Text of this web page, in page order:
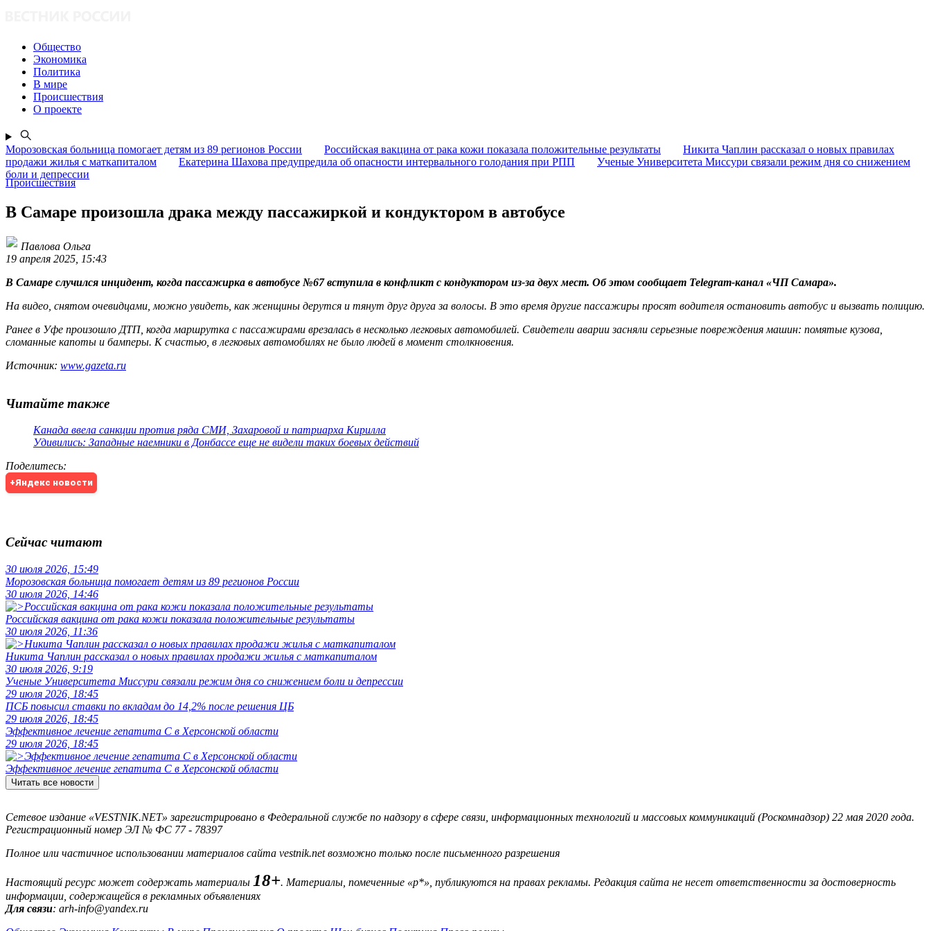
Общество
Экономика
Политика
В мире
Происшествия
О проекте
Морозовская больница помогает детям из 89 регионов России Российская вакцина от рака кожи показала положительные результаты
Никита Чаплин рассказал о новых правилах
продажи жилья с маткапиталом
Екатерина Шахова предупредила об опасности интервального голодания при РПП
Ученые Университета Миссури связали режим дня со снижением
боли и депрессии
Происшествия
В Самаре произошла драка между пассажиркой и кондуктором в автобусе
Павлова Ольга
19 апреля 2025, 15:43
В Самаре случился инцидент, когда пассажирка в автобусе №67 вступила в конфликт с кондуктором из-за двух мест. Об этом сообщает Telegram-канал «ЧП Самара».
На видео, снятом очевидцами, можно увидеть, как женщины дерутся и тянут друг друга за волосы. В это время другие пассажиры просят водителя остановить автобус и вызвать полицию.
Ранее в Уфе произошло ДТП, когда маршрутка с пассажирами врезалась в несколько легковых автомобилей. Свидетели аварии засняли серьезные повреждения машин: помятые кузова,
сломанные капоты и бамперы. К счастью, в легковых автомобилях не было людей в момент столкновения.
Источник: www.gazeta.ru
Читайте также
Канада ввела санкции против ряда СМИ, Захаровой и патриарха Кирилла
Удивились: Западные наемники в Донбассе еще не видели таких боевых действий
Поделитесь:
+Яндекс новости
Сейчас читают
30 июля 2026, 15:49
Морозовская больница помогает детям из 89 регионов России
30 июля 2026, 14:46
Российская вакцина от рака кожи показала положительные результаты
30 июля 2026, 11:36
Никита Чаплин рассказал о новых правилах продажи жилья с маткапиталом
30 июля 2026, 9:19
Ученые Университета Миссури связали режим дня со снижением боли и депрессии
29 июля 2026, 18:45
ПСБ повысил ставки по вкладам до 14,2% после решения ЦБ
29 июля 2026, 18:45
Эффективное лечение гепатита C в Херсонской области
29 июля 2026, 18:45
Эффективное лечение гепатита C в Херсонской области
Читать все новости
Сетевое издание «VESTNIK.NET» зарегистрировано в Федеральной службе по надзору в сфере связи, информационных технологий и массовых коммуникаций (Роскомнадзор) 22 мая 2020 года.
Регистрационный номер ЭЛ № ФС 77 - 78397
Полное или частичное использовании материалов сайта vestnik.net возможно только после письменного разрешения
Настоящий ресурс может содержать материалы 18+. Материалы, помеченные «р*», публикуются на правах рекламы. Редакция сайта не несет ответственности за достоверность
информации, содержащейся в рекламных объявлениях
Для связи: arh-info@yandex.ru